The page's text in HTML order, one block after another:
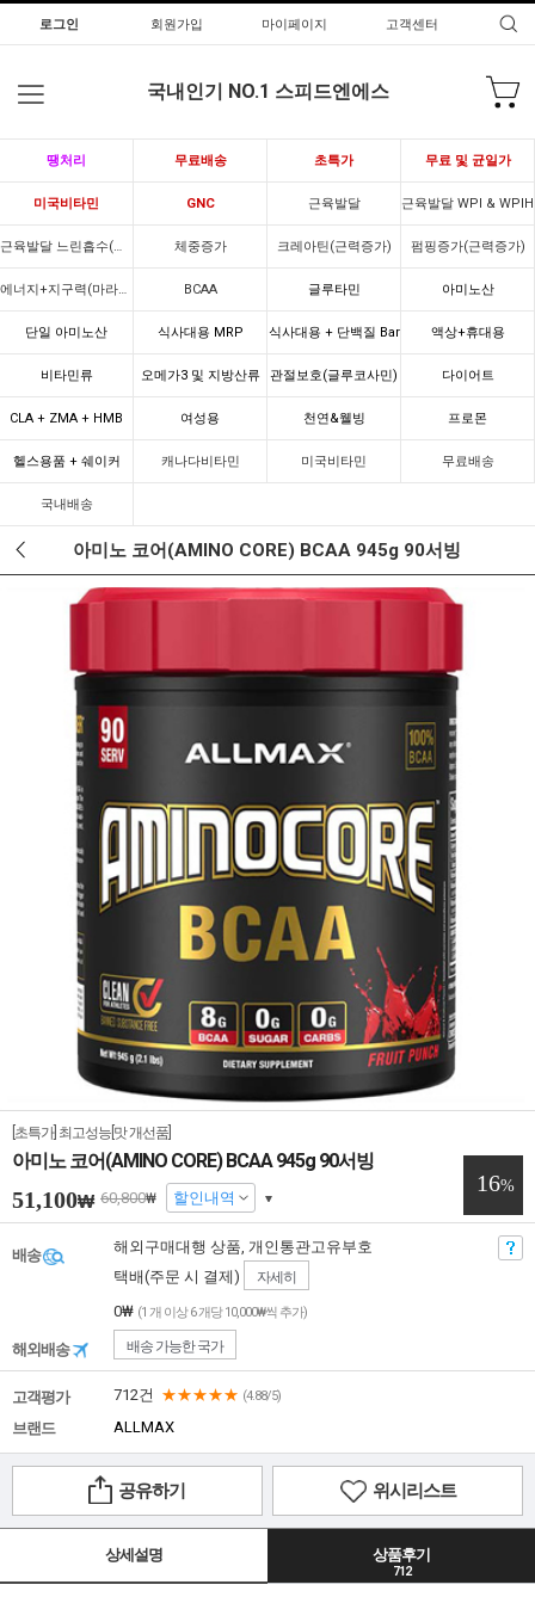
로그인 회원가입 마이페이지 고객센터
국내인기 NO.1 스피드엔에스
땡처리 무료배송 초특가 무료 및 균일가
미국비타민 GNC 근육발달 근육발달 WPI & WPIH
근육발달 느린흡수(카제인) 체중증가 크레아틴(근력증가) 펌핑증가(근력증가)
에너지+지구력(마라톤) BCAA 글루타민 아미노산
단일 아미노산 식사대용 MRP 식사대용 + 단백질 Bar 액상+휴대용
비타민류 오메가3 및 지방산류 관절보호(글루코사민) 다이어트
CLA + ZMA + HMB 여성용 천연&웰빙 프로몬
헬스용품 + 쉐이커 캐나다비타민 미국비타민 무료배송
국내배송
아미노 코어(AMINO CORE) BCAA 945g 90서빙
[초특가] 최고성능[맛 개선품]
아미노 코어(AMINO CORE) BCAA 945g 90서빙
51,100₩ 60,800₩ 할인내역
16%
배송
해외구매대행 상품, 개인통관고유부호
택배(주문 시 결제)
자세히
0₩ (1 개 이상 6 개당 10,000₩씩 추가)
해외배송 배송 가능한 국가
고객평가 712건 ★★★★★ (4.88/5)
브랜드 ALLMAX
공유하기 위시리스트
상세설명 상품후기
712